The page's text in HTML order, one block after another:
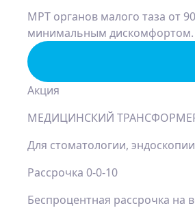
МРТ органов малого таза от
минимальным дискомфортом.
Акция
МЕДИЦИНСКИЙ ТРАНСФОРМЕР:
Для стоматологии,
Рассрочка 0-0-10
Беспроцентная рассрочка на